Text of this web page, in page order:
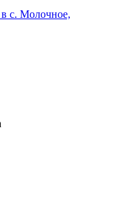
с. Молочное,